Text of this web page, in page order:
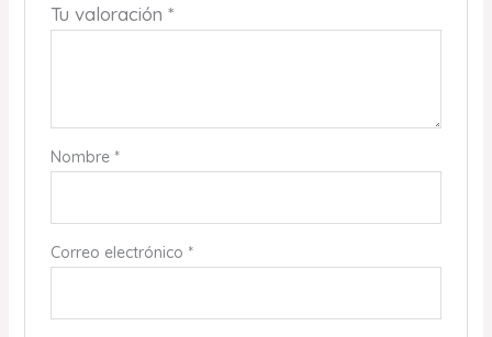
Tu valoración *
Nombre *
Correo electrónico *